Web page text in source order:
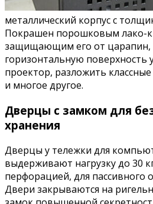
металлический корпус с
Покрашен порошковым лако-
защищающим его от царапин,
горизонтальную поверхность
проектор, разложить
и многое другое.
Дверцы с замком для
хранения
Дверцы у тележки для
выдерживают нагрузку до 30
перфорацией, для пассивного
Двери закрываются на